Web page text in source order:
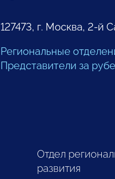
127473, г. Москва, 2-й
Региональные
Представители за
Отдел
развития